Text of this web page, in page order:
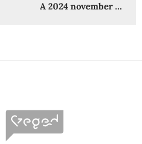
A 2024 november 5-i Halottak napi koncert felvétele